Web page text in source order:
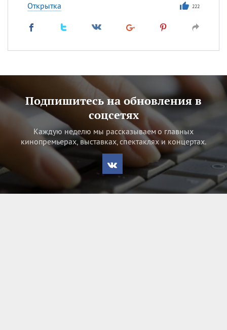
Открытка 222
Подпишитесь на обновления в
соцсетях
Каждую неделю мы рассказываем о главных
кинопремьерах, выставках, спектаклях и концертах.